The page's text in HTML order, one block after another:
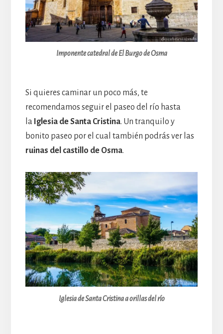
Imponente catedral de El Burgo de Osma
Si quieres caminar un poco más, te
recomendamos seguir el paseo del río hasta
la Iglesia de Santa Cristina. Un tranquilo y
bonito paseo por el cual también podrás ver las
ruinas del castillo de Osma.
Iglesia de Santa Cristina a orillas del río